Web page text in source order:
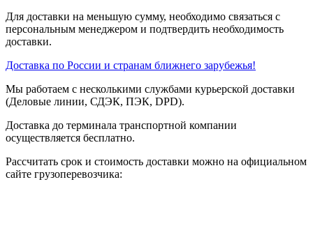
Для доставки на меньшую сумму, необходимо связаться с
персональным менеджером и подтвердить необходимость
доставки.
Доставка по России и странам ближнего зарубежья!
Мы работаем с несколькими службами курьерской доставки
(Деловые линии, СДЭК, ПЭК, DPD).
Доставка до терминала транспортной компании
осуществляется бесплатно.
Рассчитать срок и стоимость доставки можно на официальном
сайте грузоперевозчика: